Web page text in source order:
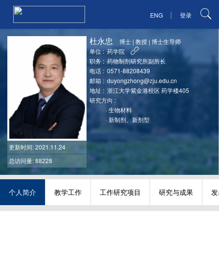
ENG | 登录
更新时间: 2021.11.24
总访问量: 88228
杜永忠 博士 |教授 |博士生导师
单位 : 药学院
职务 : 药物制剂研究所副所长
电话 : 0571-88208439
邮箱 : duyongzhong@zju.edu.cn
地址 : 浙江大学紫金港校区 药学楼405
研究方向 :
·生物材料
·新制剂、新剂型
个人简介 教学工作 工作研究项目 研究与成果